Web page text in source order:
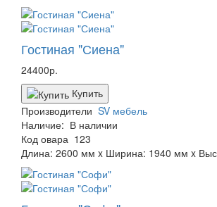
Гостиная "Сиена"
24400р.
Купить
Производители SV мебель
Наличие: В наличии
Код овара 123
Длина: 2600 мм x Ширина: 1940 мм x